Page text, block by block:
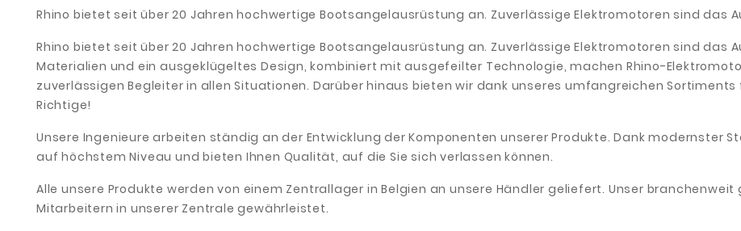
Rhino bietet seit über 20 Jahren hochwertige Bootsangelausrüstung an. Zuverlässige Elektromotoren sind das
Rhino bietet seit über 20 Jahren hochwertige Bootsangelausrüstung an. Zuverlässige Elektromotoren sind das
Materialien und ein ausgeklügeltes Design, kombiniert mit ausgefeilter Technologie, machen Rhino-
zuverlässigen Begleiter in allen Situationen. Darüber hinaus bieten wir dank unseres umfangreichen
Richtige!
Unsere Ingenieure arbeiten ständig an der Entwicklung der Komponenten unserer Produkte. Dank modernster
auf höchstem Niveau und bieten Ihnen Qualität, auf die Sie sich verlassen können.
Alle unsere Produkte werden von einem Zentrallager in Belgien an unsere Händler geliefert. Unser
Mitarbeitern in unserer Zentrale gewährleistet.